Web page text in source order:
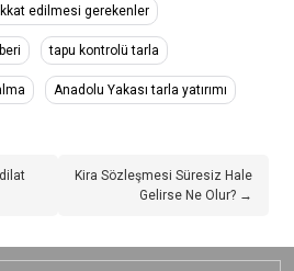
edilmesi gerekenler
tapu kontrolü tarla
Anadolu Yakası tarla yatırımı
Kira Sözleşmesi Süresiz Hale
Gelirse Ne Olur? →